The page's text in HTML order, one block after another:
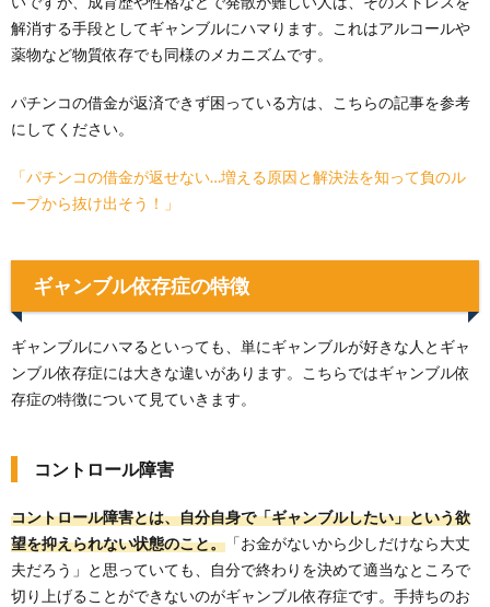
解消する手段としてギャンブルにハマります。これはアルコールや
薬物など物質依存でも同様のメカニズムです。
パチンコの借金が返済できず困っている方は、こちらの記事を参考
にしてください。
「パチンコの借金が返せない…増える原因と解決法を知って負のル
ープから抜け出そう！」
ギャンブル依存症の特徴
ギャンブルにハマるといっても、単にギャンブルが好きな人とギャ
ンブル依存症には大きな違いがあります。こちらではギャンブル依
存症の特徴について見ていきます。
コントロール障害
コントロール障害とは、自分自身で「ギャンブルしたい」という欲
望を抑えられない状態のこと。 「お金がないから少しだけなら大丈
夫だろう」と思っていても、自分で終わりを決めて適当なところで
切り上げることができないのがギャンブル依存症です。手持ちのお